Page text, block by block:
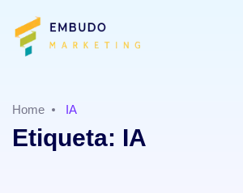
Home IA
Etiqueta: IA